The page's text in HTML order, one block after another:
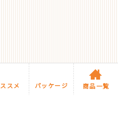
スメ パッケージ 商品一覧